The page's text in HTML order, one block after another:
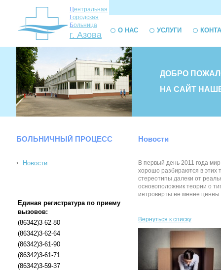
Центральная
Городская
Больница
г. Азова О НАС УСЛУГИ
ДОБРО
НА САЙТ
БОЛЬНИЧНЫЙ ПРОЦЕСС
Новости
Единая регистратура по приему
вызовов:
(86342)3-62-80
(86342)3-62-64
(86342)3-61-90
(86342)3-61-71
(86342)3-59-37
Новости
В первый день 2011 года
хорошо разбираются в этих
стереотипы далеки от
основоположник теории о
интроверты не менее ценны
Вернуться к списку